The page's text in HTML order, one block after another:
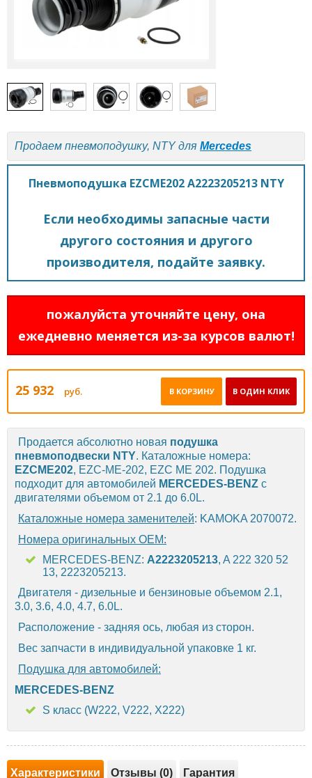
Продаем пневмоподушку, NTY для Mercedes
Пневмоподушка EZCME202 A2223205213 NTY
Если необходимы запасные части
другого состояния и другого
производителя, подайте заявку.
пожалуйста уточняйте цену, она
ежедневно меняется из-за курсов валют!
25 932 руб. В ОДИН КЛИК
В КОРЗИНУ
Продается абсолютно новая подушка
пневмоподвески NTY. Каталожные номера:
EZCME202, EZC-ME-202, EZC ME 202. Подушка
подходит для автомобилей MERCEDES-BENZ с
двигателями объемом от 2.1 до 6.0L.
Каталожные номера заменителей: KAMOKA 2070072.
Номера оригинальных OEM:
MERCEDES-BENZ: A2223205213, A 222 320 52
13, 2223205213.
Двигателя - дизельные и бензиновые объемом 2.1,
3.0, 3.6, 4.0, 4.7, 6.0L.
Расположение - задняя ось, любая из сторон.
Вес запчасти в индивидуальной упаковке 1 кг.
Подушка для автомобилей:
MERCEDES-BENZ
S класс (W222, V222, X222)
Характеристики Отзывы (0) Гарантия